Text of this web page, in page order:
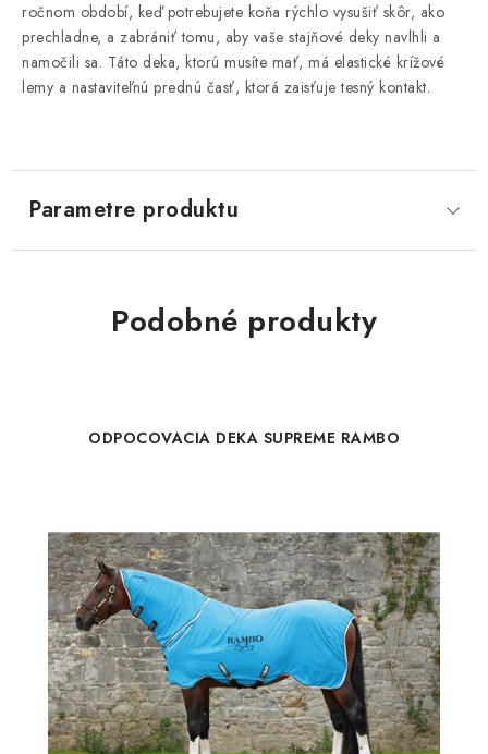
ročnom období, keď potrebujete koňa rýchlo vysušiť skôr, ako
prechladne, a zabrániť tomu, aby vaše stajňové deky navlhli a
namočili sa. Táto deka, ktorú musíte mať, má elastické krížové
lemy a nastaviteľnú prednú časť, ktorá zaisťuje tesný kontakt.
Parametre produktu
Podobné produkty
ODPOCOVACIA DEKA SUPREME RAMBO